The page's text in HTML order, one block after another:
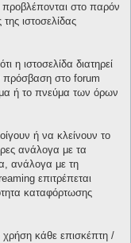
στο παρόν
ιστοσελίδας
η ιστοσελίδα διατηρεί
πρόσβαση στο forum
ή το πνεύμα των όρων
ή να κλείνουν το
ανάλογα με τα
ανάλογα με τη
επιτρέπεται
καταφόρτωσης
χρήση κάθε επισκέπτη /